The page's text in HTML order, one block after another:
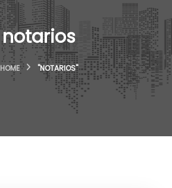
notarios
HOME "NOTARIOS"